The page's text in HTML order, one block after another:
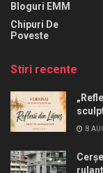
Bloguri EMM
Chipuri De
Poveste
Stiri recente
8